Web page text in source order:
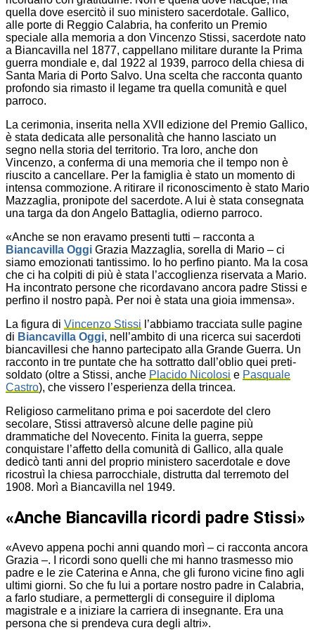
quella dove esercitò il suo ministero sacerdotale. Gallico,
alle porte di Reggio Calabria, ha conferito un Premio
speciale alla memoria a don Vincenzo Stissi, sacerdote nato
a Biancavilla nel 1877, cappellano militare durante la Prima
guerra mondiale e, dal 1922 al 1939, parroco della chiesa di
Santa Maria di Porto Salvo. Una scelta che racconta quanto
profondo sia rimasto il legame tra quella comunità e quel
parroco.
La cerimonia, inserita nella XVII edizione del Premio Gallico,
è stata dedicata alle personalità che hanno lasciato un
segno nella storia del territorio. Tra loro, anche don
Vincenzo, a conferma di una memoria che il tempo non è
riuscito a cancellare. Per la famiglia è stato un momento di
intensa commozione. A ritirare il riconoscimento è stato Mario
Mazzaglia, pronipote del sacerdote. A lui è stata consegnata
una targa da don Angelo Battaglia, odierno parroco.
«Anche se non eravamo presenti tutti – racconta a
Biancavilla Oggi Grazia Mazzaglia, sorella di Mario – ci
siamo emozionati tantissimo. Io ho perfino pianto. Ma la cosa
che ci ha colpiti di più è stata l’accoglienza riservata a Mario.
Ha incontrato persone che ricordavano ancora padre Stissi e
perfino il nostro papà. Per noi è stata una gioia immensa».
La figura di Vincenzo Stissi l’abbiamo tracciata sulle pagine
di Biancavilla Oggi, nell’ambito di una ricerca sui sacerdoti
biancavillesi che hanno partecipato alla Grande Guerra. Un
racconto in tre puntate che ha sottratto dall’oblio quei preti-
soldato (oltre a Stissi, anche Placido Nicolosi e Pasquale
Castro), che vissero l’esperienza della trincea.
Religioso carmelitano prima e poi sacerdote del clero
secolare, Stissi attraversò alcune delle pagine più
drammatiche del Novecento. Finita la guerra, seppe
conquistare l’affetto della comunità di Gallico, alla quale
dedicò tanti anni del proprio ministero sacerdotale e dove
ricostruì la chiesa parrocchiale, distrutta dal terremoto del
1908. Morì a Biancavilla nel 1949.
«Anche Biancavilla ricordi padre Stissi»
«Avevo appena pochi anni quando morì – ci racconta ancora
Grazia –. I ricordi sono quelli che mi hanno trasmesso mio
padre e le zie Caterina e Anna, che gli furono vicine fino agli
ultimi giorni. So che fu lui a portare nostro padre in Calabria,
a farlo studiare, a permettergli di conseguire il diploma
magistrale e a iniziare la carriera di insegnante. Era una
persona che si prendeva cura degli altri».